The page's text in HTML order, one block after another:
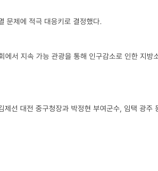
문제에 적극 대응키로 결정했다.
서 지속 가능 관광을 통해 인구감소로 인한 지방
선 대전 중구청장과 박정현 부여군수, 임택 광주